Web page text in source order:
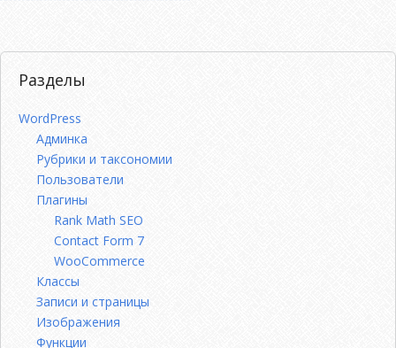
Разделы
WordPress
Админка
Рубрики и таксономии
Пользователи
Плагины
Rank Math SEO
Contact Form 7
WooCommerce
Классы
Записи и страницы
Изображения
Функции